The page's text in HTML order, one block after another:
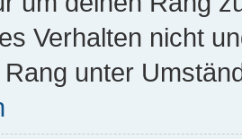
Verhalten nicht
unter